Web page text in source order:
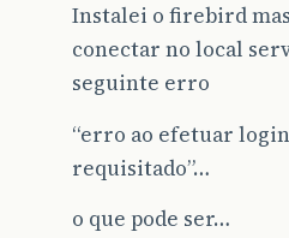
Instalei o firebird
conectar no local
seguinte erro
“erro ao efetuar
requisitado”…
o que pode ser…